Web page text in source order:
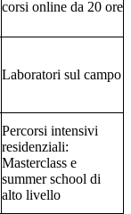
corsi online da 20 ore
Laboratori sul campo
Percorsi intensivi
residenziali:
Masterclass e
summer school di
alto livello